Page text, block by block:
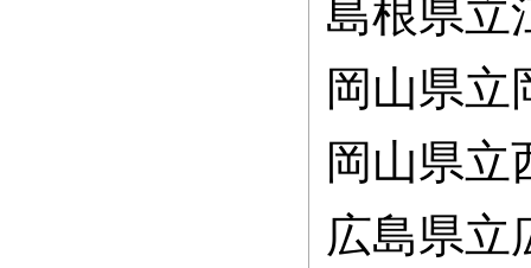
島根県
岡山県
岡山県
広島県